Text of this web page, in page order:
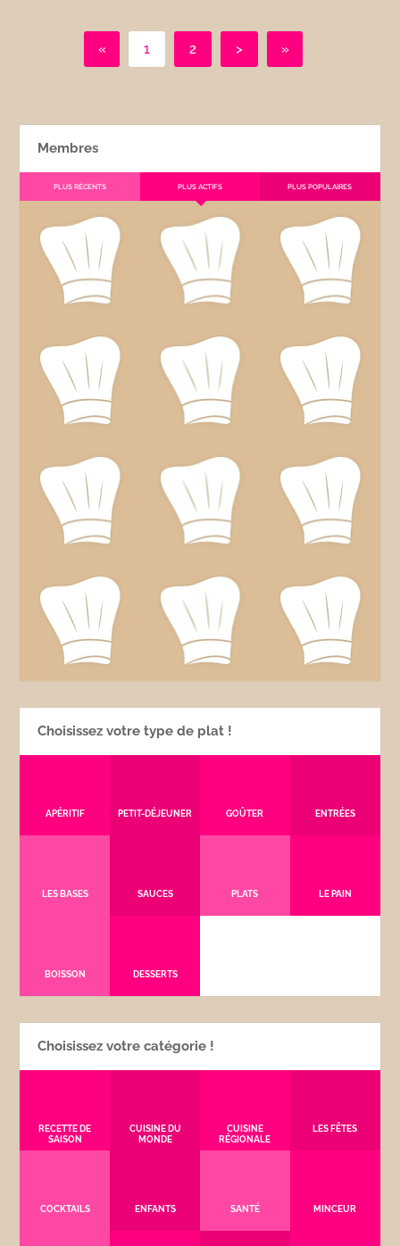
« 1 2 > »
Membres
PLUS RÉCENTS PLUS ACTIFS PLUS POPULAIRES
Choisissez votre type de plat !
APÉRITIF PETIT-DÉJEUNER GOÛTER ENTRÉES
LES BASES SAUCES PLATS LE PAIN
BOISSON DESSERTS
Choisissez votre catégorie !
RECETTE DE
SAISON
CUISINE DU
MONDE
CUISINE
RÉGIONALE
LES FÊTES
COCKTAILS ENFANTS SANTÉ MINCEUR